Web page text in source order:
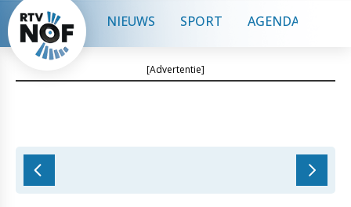
NIEUWS SPORT AGENDA
[Advertentie]